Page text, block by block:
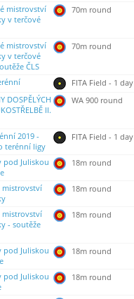
mistrovství
v terčové
70m round
mistrovství
v terčové
ČLS
70m round
FITA Field - 1 day
DOSPĚLÝCH
II.
WA 900 round
2019 -
terénní ligy
FITA Field - 1 day
pod Juliskou
18m round
mistrovství
18m round
mistrovství
- soutěže
18m round
pod Juliskou
18m round
pod Juliskou
18m round